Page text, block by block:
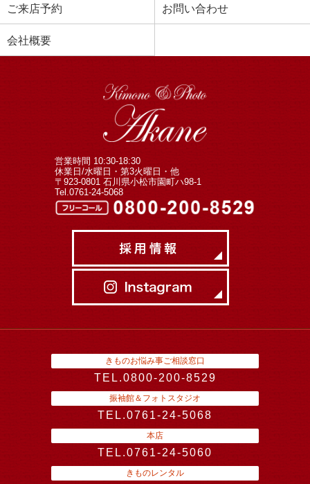
ご来店予約 お問い合わせ
会社概要
営業時間 10:30-18:30
休業日/水曜日・第3火曜日・他
〒923-0801 石川県小松市園町ハ98-1
Tel.0761-24-5068
きものお悩み事ご相談窓口
TEL.0800-200-8529
振袖館＆フォトスタジオ
TEL.0761-24-5068
本店
TEL.0761-24-5060
きものレンタル